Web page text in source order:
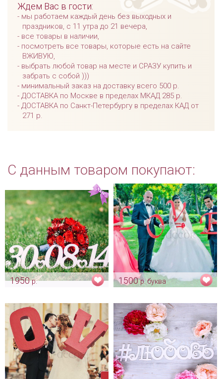
Ждем Вас в гости:
мы работаем каждый день без выходных и
праздников, с 11 утра до 21 вечера,
все товары в наличии,
посмотреть все товары, которые есть на сайте
ВЖИВУЮ,
выбрать любой товар на месте и СРАЗУ купить и
забрать с собой )))
минимальный заказ на доставку всего 500 р.
ДОСТАВКА по Москве в пределах МКАД 285 р.
ДОСТАВКА по Санкт-Петербургу в пределах КАД от
271 р.
С данным товаром покупают:
1950р.
резка на заказ
Арт: fot_0093
1500р. буква